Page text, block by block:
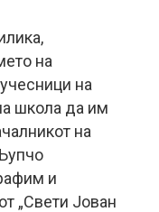
на
на
школа да им
на
и
„Свети Јован